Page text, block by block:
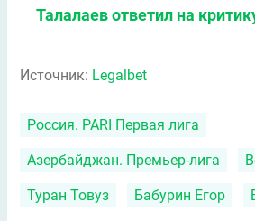
Талалаев ответил на
Источник: Legalbet
Россия. PARI Первая лига
Азербайджан. Премьер-лига
Туран Товуз Бабурин Егор